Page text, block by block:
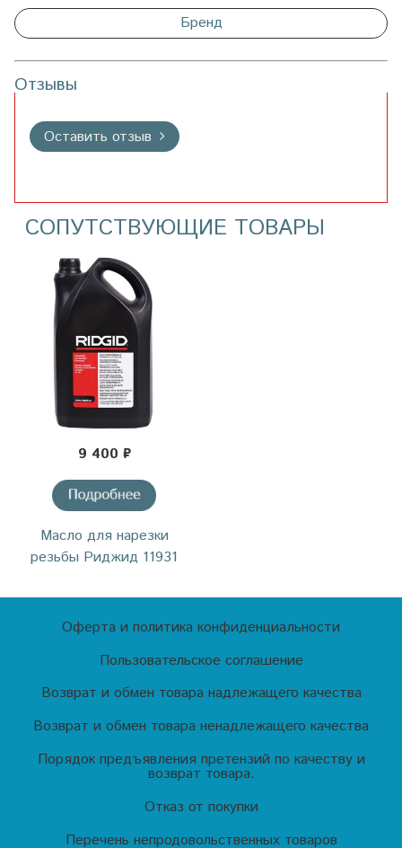
Бренд
Отзывы
Оставить отзыв
СОПУТСТВУЮЩИЕ ТОВАРЫ
9 400 ₽
Масло для нарезки
резьбы Риджид 11931
Оферта и политика конфиденциальности
Пользовательское соглашение
Возврат и обмен товара надлежащего качества
Возврат и обмен товара ненадлежащего качества
Порядок предъявления претензий по качеству и
возврат товара.
Отказ от покупки
Перечень непродовольственных товаров